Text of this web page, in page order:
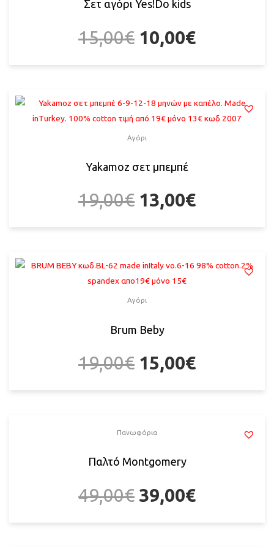
Σετ αγόρι Yes!Do kids
15,00€ 10,00€
Αγόρι
Yakamoz σετ μπεμπέ
19,00€ 13,00€
Αγόρι
Brum Beby
19,00€ 15,00€
Πανωφόρια
Παλτό Montgomery
49,00€ 39,00€